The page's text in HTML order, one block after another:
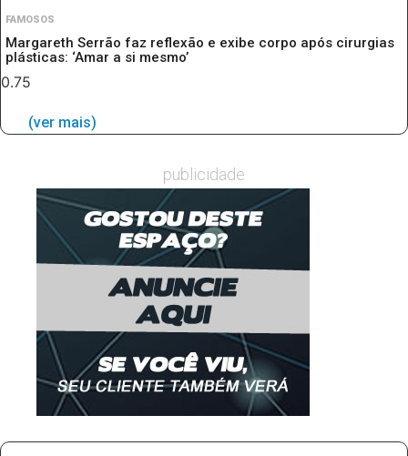
FAMOSOS
Margareth Serrão faz reflexão e exibe corpo após cirurgias
plásticas: ‘Amar a si mesmo’
(ver mais)
publicidade